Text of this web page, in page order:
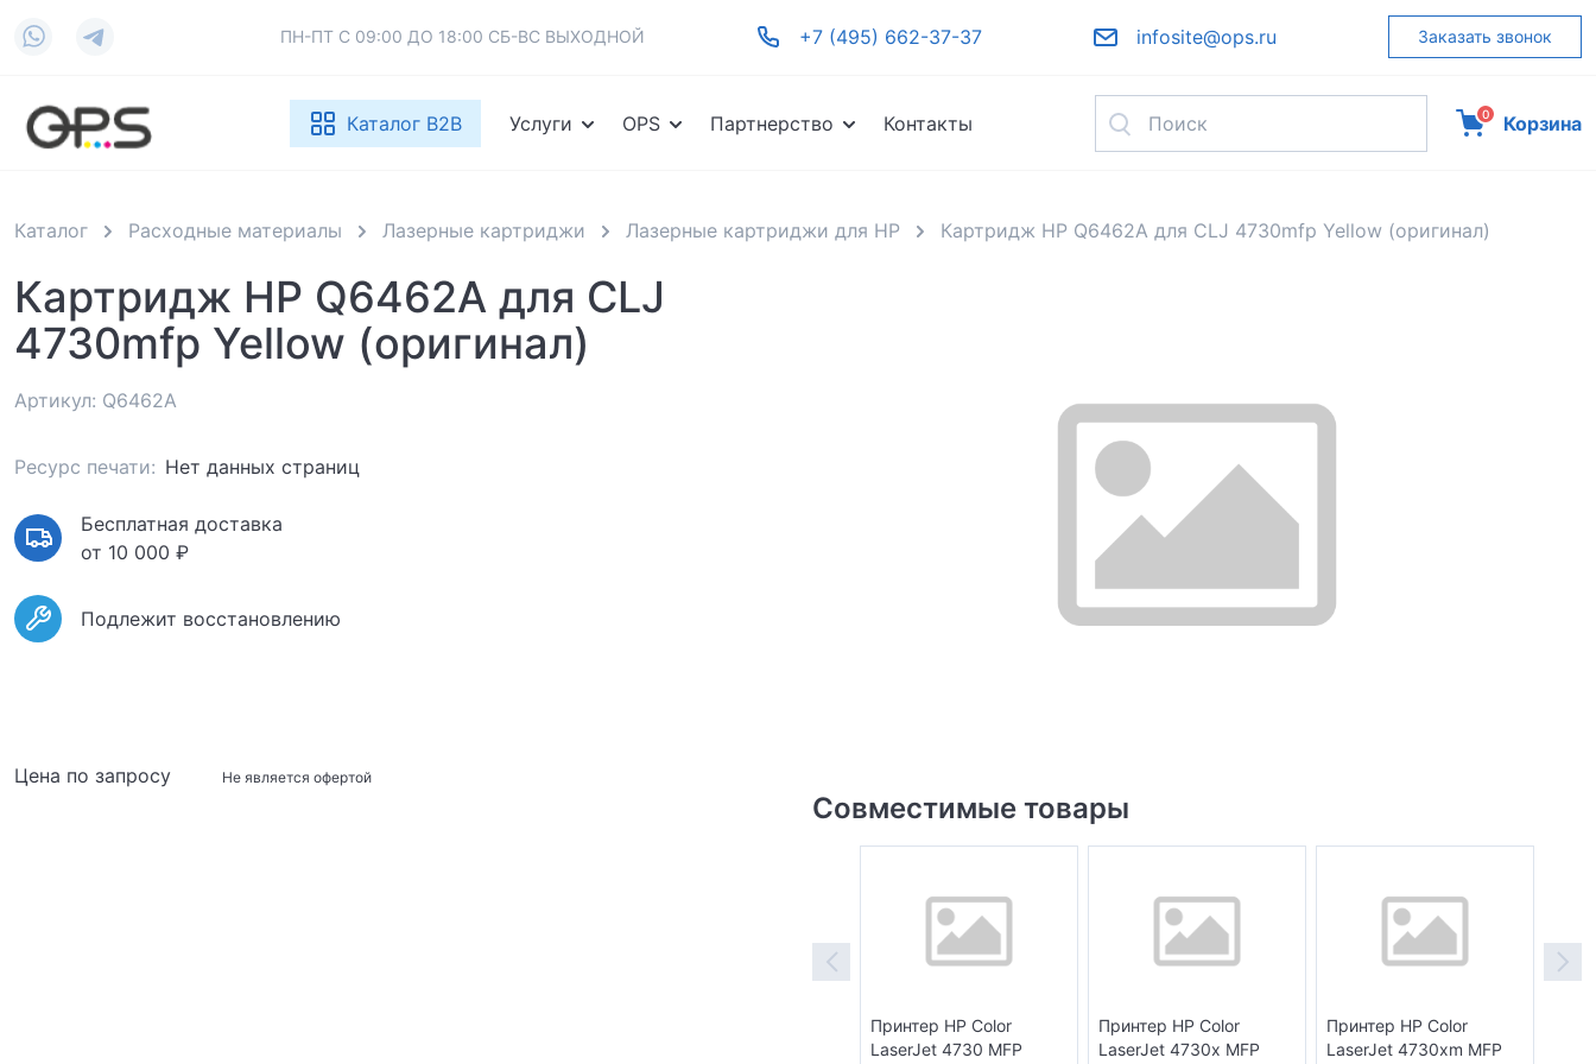
ПН-ПТ С 09:00 ДО 18:00 СБ-ВС ВЫХОДНОЙ +7 (495) 662-37-37 infosite@ops.ru Заказать звонок
Каталог B2B Услуги OPS Партнерство Контакты 0 Корзина
Каталог Расходные материалы Лазерные картриджи Лазерные картриджи для HP Картридж HP Q6462A для СLJ 4730mfp Yellow (оригинал)
Картридж HP Q6462A для СLJ
4730mfp Yellow (оригинал)
Артикул: Q6462A
Ресурс печати: Нет данных страниц
Бесплатная доставка
от 10 000 ₽
Подлежит восстановлению
Цена по запросу Не является офертой
Совместимые товары
Принтер HP Color
LaserJet 4730 MFP
Принтер HP Color
LaserJet 4730x MFP
Принтер HP Color
LaserJet 4730xm MFP